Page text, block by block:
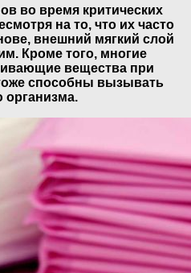
во время критических
на то, что их часто
внешний мягкий слой
Кроме того, многие
вещества при
способны вызывать
организма.